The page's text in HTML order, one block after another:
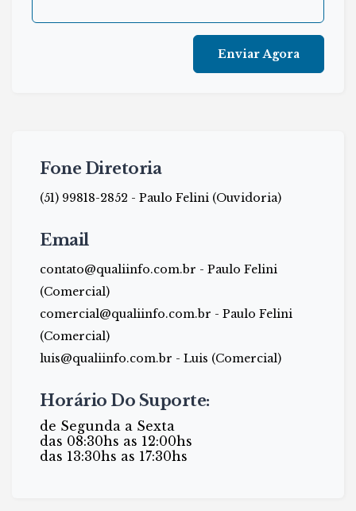
Enviar Agora
Fone Diretoria
(51) 99818-2852 - Paulo Felini (Ouvidoria)
Email
contato@qualiinfo.com.br - Paulo Felini
(Comercial)
comercial@qualiinfo.com.br - Paulo Felini
(Comercial)
luis@qualiinfo.com.br - Luis (Comercial)
Horário Do Suporte:
de Segunda a Sexta
das 08:30hs as 12:00hs
das 13:30hs as 17:30hs